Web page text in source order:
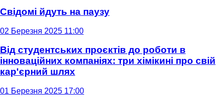
Свідомі йдуть на паузу
02 Березня 2025 11:00
Від студентських проєктів до роботи в
інноваційних компаніях: три хімікині про свій
кар'єрний шлях
01 Березня 2025 17:00